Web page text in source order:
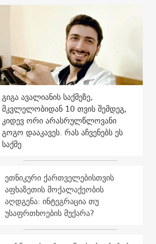
გიგა ავალიანის საქმეზე,
მკვლელობიდან 10 თვის შემდეგ,
კიდევ ორი არასრულწლოვანი
გოგო დააკავეს. რას აჩვენებს ეს
საქმე
ეთნიკური ქართველებისთვის
აფხაზეთის მოქალაქეობის
აღდგენა: ინტეგრაცია თუ
უსაფრთხოების მუქარა?